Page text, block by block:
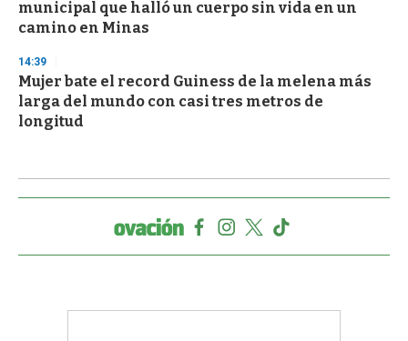
municipal que halló un cuerpo sin vida en un
camino en Minas
14:39
Mujer bate el record Guiness de la melena más
larga del mundo con casi tres metros de
longitud